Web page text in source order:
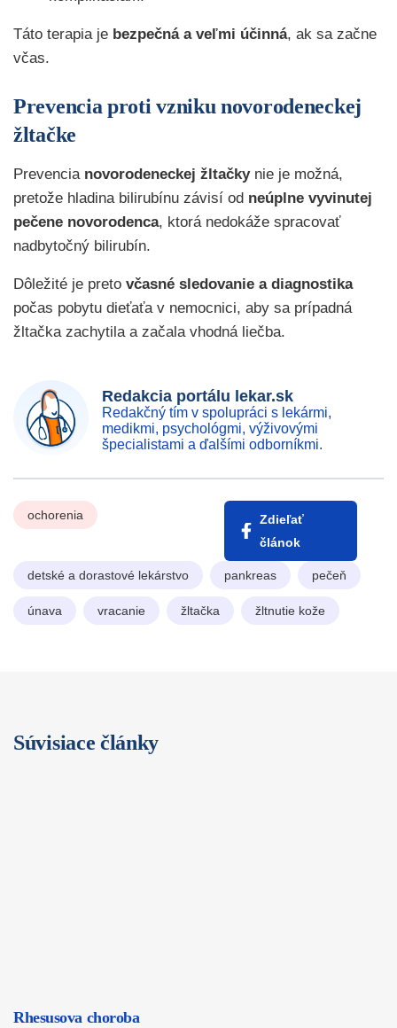
Táto terapia je bezpečná a veľmi účinná, ak sa začne
včas.
Prevencia proti vzniku novorodeneckej
žltačke
Prevencia novorodeneckej žltačkynie je možná,
pretože hladina bilirubínu závisí od neúplne vyvinutej
pečene novorodenca, ktorá nedokáže spracovať
nadbytočný bilirubín.
Dôležité je preto včasné sledovanie a diagnostika
počas pobytu dieťaťa v nemocnici, aby sa prípadná
žltačka zachytila a začala vhodná liečba.
Redakcia portálu lekar.sk
Redakčný tím v spolupráci s lekármi,
medikmi, psychológmi, výživovými
špecialistami a ďalšími odborníkmi.
ochorenia
Zdieľať
článok
detské a dorastové lekárstvo pankreas pečeň
únava vracanie žltačka žltnutie kože
Súvisiace články
Rhesusova choroba